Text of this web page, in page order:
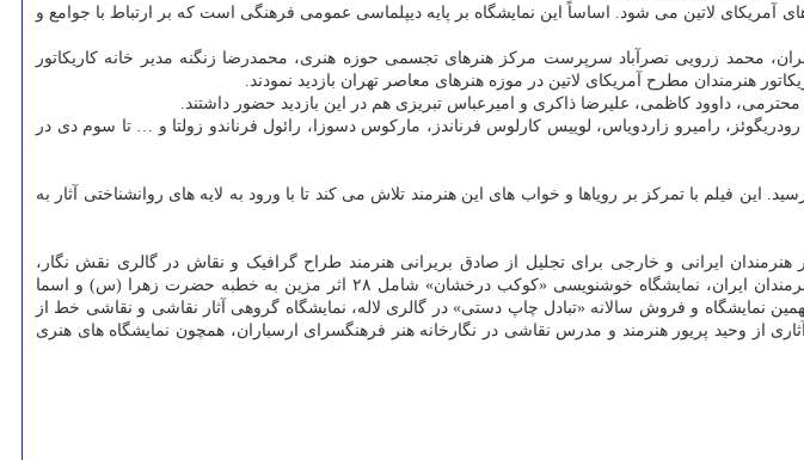
آمریکای لاتین می شود. اساساً این نمایشگاه بر پایه دیپلماسی عمومی فرهنگی است که بر ارتباط با جوامع و
محمد زرویی نصرآباد سرپرست مرکز هنرهای تجسمی حوزه هنری، محمدرضا زنگنه مدیر خانه کاریکاتور
هنرمندان مطرح آمریکای لاتین در موزه هنرهای معاصر تهران بازدید نمودند.
داوود کاظمی، علیرضا ذاکری و امیرعباس تبریزی هم در این بازدید حضور داشتند.
رامیرو زاردویاس، لوییس کارلوس فرناندز، مارکوس دسوزا، رائول فرناندو زولتا و … تا سوم دی در
فیلم با تمرکز بر رویاها و خواب های این هنرمند تلاش می کند تا با ورود به لایه های روانشناختی آثار به
آثار هنرمندان ایرانی و خارجی برای تجلیل از صادق بریرانی هنرمند طراح گرافیک و نقاش در گالری نقش نگار،
نمایشگاه محیطی عکس «از آن روز که رفتی» بمناسبت سال روز شهادت حضرت فاطمه زهرا (س) در خانه هنرمندان ایران، نمایشگاه خوشنویسی «کوکب درخشان» شامل ۲۸ اثر مزین به خطبه حضرت زهرا (س) و اسما
نمایشگاه و فروش سالانه «تبادل چاپ دستی» در گالری لاله، نمایشگاه گروهی آثار نقاشی و نقاشی خط از
از وحید پریور هنرمند و مدرس نقاشی در نگارخانه هنر فرهنگسرای ارسباران، همچون نمایشگاه های هنری